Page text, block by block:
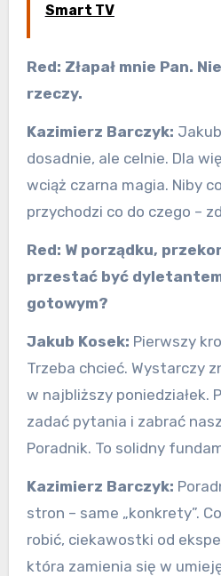
Smart TV
Red: Złapał mnie Pan.
rzeczy.
Kazimierz Barczyk:
dosadnie, ale celnie. Dla
wciąż czarna magia. Niby
przychodzi co do czego –
Red: W porządku,
przestać być
gotowym?
Jakub Kosek: Pierwszy
Trzeba chcieć. Wystarczy
w najbliższy poniedziałek.
zadać pytania i zabrać
Poradnik. To solidny
Kazimierz Barczyk:
stron – same „konkrety”.
robić, ciekawostki od
która zamienia się w